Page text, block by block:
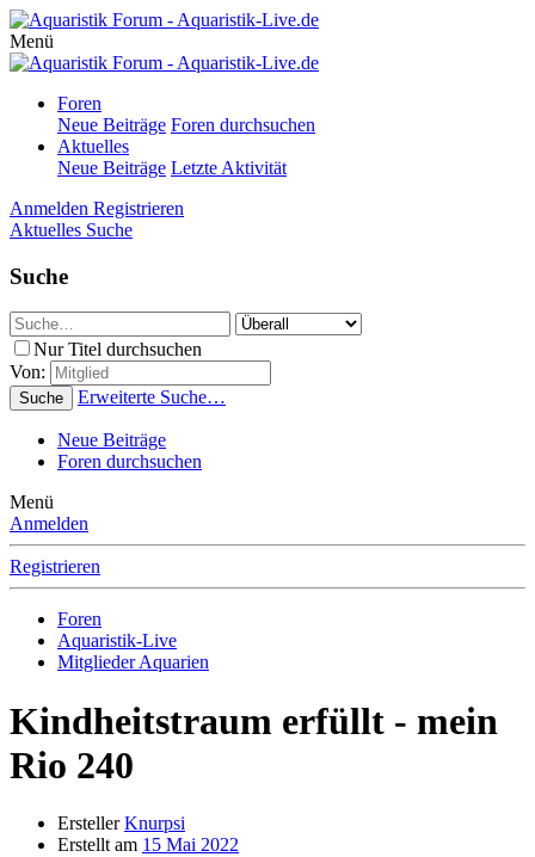
Menü
Foren
Neue Beiträge Foren durchsuchen
Aktuelles
Neue Beiträge Letzte Aktivität
Anmelden Registrieren
Aktuelles Suche
Suche
Nur Titel durchsuchen
Von:
Suche Erweiterte Suche…
Neue Beiträge
Foren durchsuchen
Menü
Anmelden
Registrieren
Foren
Aquaristik-Live
Mitglieder Aquarien
Kindheitstraum erfüllt - mein
Rio 240
Ersteller Knurpsi
Erstellt am 15 Mai 2022